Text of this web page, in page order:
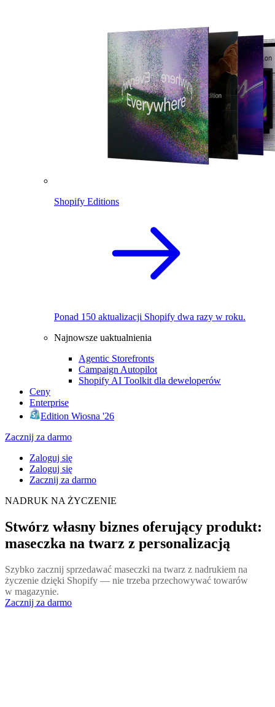
Shopify Editions
Ponad 150 aktualizacji Shopify dwa razy w roku.
Najnowsze uaktualnienia
Agentic Storefronts
Campaign Autopilot
Shopify AI Toolkit dla deweloperów
Ceny
Enterprise
Edition Wiosna '26
Zacznij za darmo
Zaloguj się
Zaloguj się
Zacznij za darmo
NADRUK NA ŻYCZENIE
Stwórz własny biznes oferujący produkt:
maseczka na twarz z personalizacją
Szybko zacznij sprzedawać maseczki na twarz z nadrukiem na
życzenie dzięki Shopify — nie trzeba przechowywać towarów
w magazynie.
Zacznij za darmo